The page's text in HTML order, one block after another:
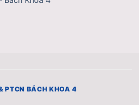
PTCN BÁCH KHOA 4